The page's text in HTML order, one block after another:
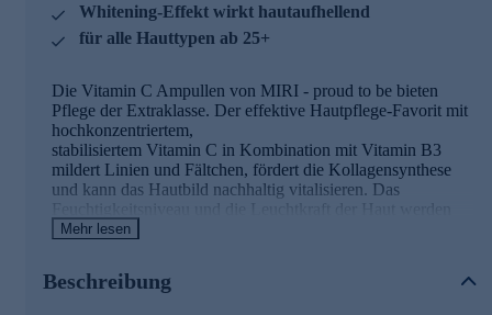
Whitening-Effekt wirkt hautaufhellend
für alle Hauttypen ab 25+
Die Vitamin C Ampullen von MIRI - proud to be bieten
Pflege der Extraklasse. Der effektive Hautpflege-Favorit mit
hochkonzentriertem,
stabilisiertem Vitamin C in Kombination mit Vitamin B3
mildert Linien und Fältchen, fördert die Kollagensynthese
und kann das Hautbild nachhaltig vitalisieren. Das
Feuchtigkeitsniveau und die Leuchtkraft der Haut werden
gestärkt und die Haut erscheint glatter und. Die leicht ölige
Die Hauptinhaltsstoffe und ihre Wirkung
Mehr lesen
Beschreibung